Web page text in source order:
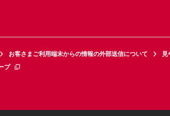
お客さまご利用端末からの情報の外部送信について
見
プ